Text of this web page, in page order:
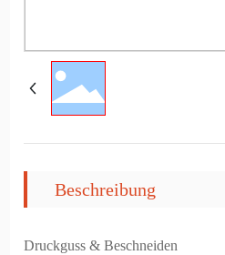
Beschreibung
Druckguss & Beschneiden